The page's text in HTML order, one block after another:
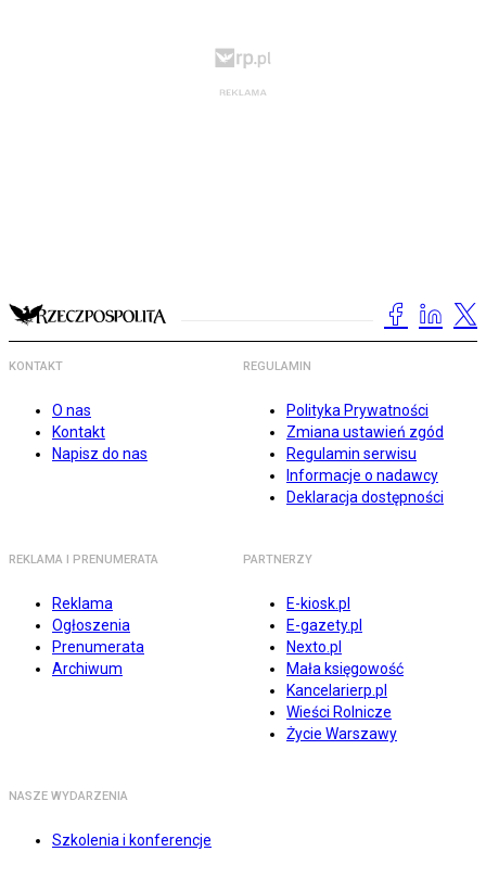
KONTAKT
O nas
Kontakt
Napisz do nas
REGULAMIN
Polityka Prywatności
Zmiana ustawień zgód
Regulamin serwisu
Informacje o nadawcy
Deklaracja dostępności
REKLAMA I PRENUMERATA
Reklama
Ogłoszenia
Prenumerata
Archiwum
PARTNERZY
E-kiosk.pl
E-gazety.pl
Nexto.pl
Mała księgowość
Kancelarierp.pl
Wieści Rolnicze
Życie Warszawy
NASZE WYDARZENIA
Szkolenia i konferencje